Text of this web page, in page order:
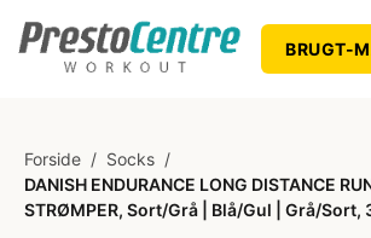
BRUGT-
Forside / Socks /
DANISH ENDURANCE LONG DISTANCE
STRØMPER, Sort/Grå | Blå/Gul | Grå/Sort,